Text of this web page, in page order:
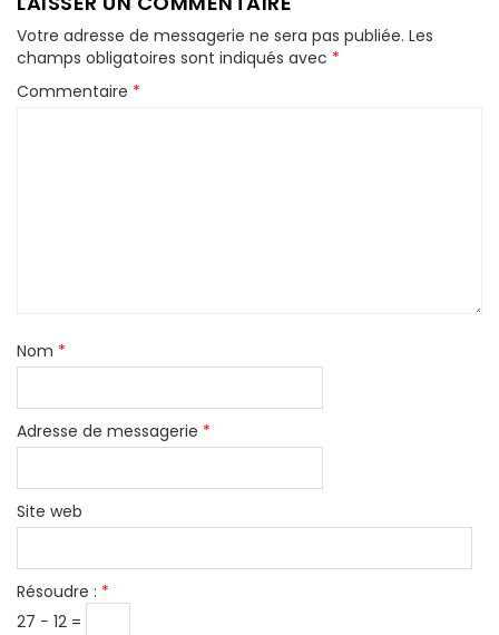
Votre adresse de messagerie ne sera pas publiée. Les
champs obligatoires sont indiqués avec *
Commentaire *
Nom *
Adresse de messagerie *
Site web
Résoudre : *
27 − 12 =